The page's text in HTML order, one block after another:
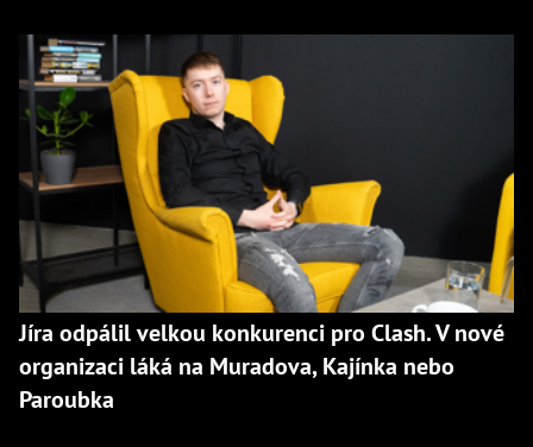
Jíra odpálil velkou konkurenci pro Clash. V nové
organizaci láká na Muradova, Kajínka nebo
Paroubka